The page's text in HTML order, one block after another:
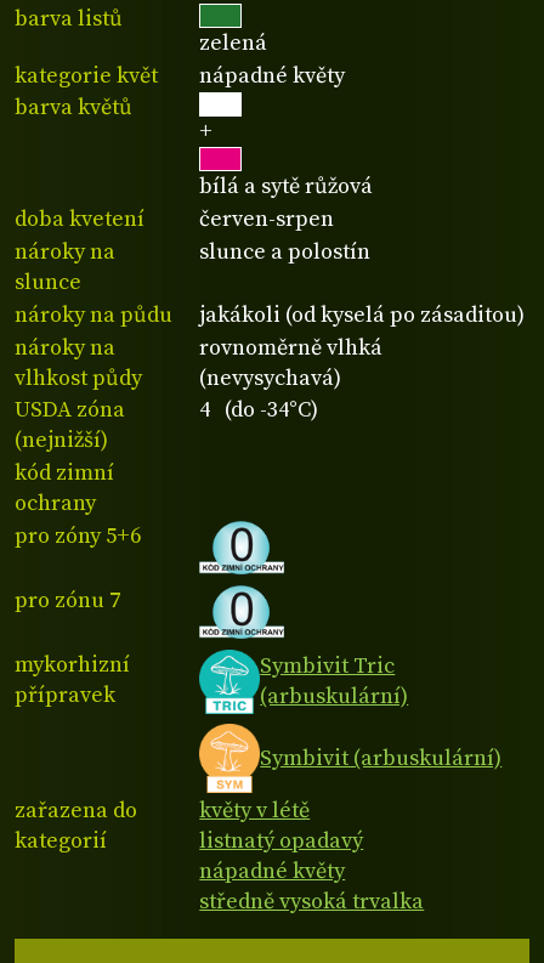
barva listů
zelená
kategorie květ
nápadné květy
barva květů
+
bílá a sytě růžová
doba kvetení
červen-srpen
nároky na
slunce
slunce a polostín
nároky na půdu
jakákoli (od kyselá po zásaditou)
nároky na
vlhkost půdy
rovnoměrně vlhká
(nevysychavá)
USDA zóna
(nejnižší)
4 (do -34°C)
kód zimní
ochrany
pro zóny 5+6
pro zónu 7
mykorhizní
přípravek
Symbivit Tric
(arbuskulární)
Symbivit (arbuskulární)
zařazena do
kategorií
květy v létě
listnatý opadavý
nápadné květy
středně vysoká trvalka